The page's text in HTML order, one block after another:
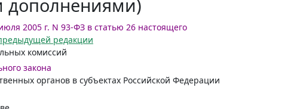
дополнениями)
2005 г. N 93-ФЗ в статью 26 настоящего
редакции
комиссий
закона
органов в субъектах Российской Федерации